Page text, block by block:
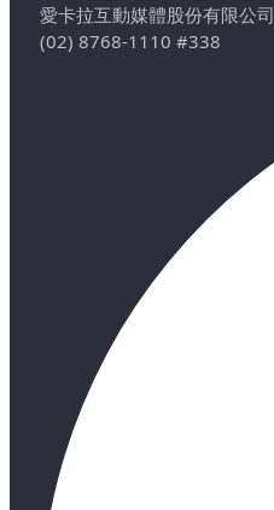
愛卡拉互動媒體股份有限公司
(02) 8768-1110 #338